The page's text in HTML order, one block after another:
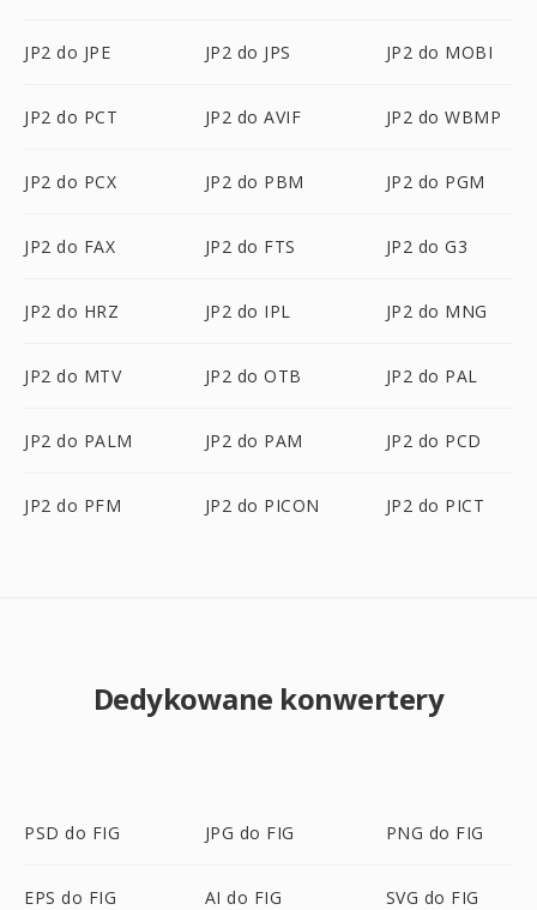
JP2 do JPE JP2 do JPS JP2 do MOBI
JP2 do PCT JP2 do AVIF JP2 do WBMP
JP2 do PCX JP2 do PBM JP2 do PGM
JP2 do FAX JP2 do FTS JP2 do G3
JP2 do HRZ JP2 do IPL JP2 do MNG
JP2 do MTV JP2 do OTB JP2 do PAL
JP2 do PALM JP2 do PAM JP2 do PCD
JP2 do PFM JP2 do PICON JP2 do PICT
Dedykowane konwertery
PSD do FIG JPG do FIG PNG do FIG
EPS do FIG AI do FIG SVG do FIG